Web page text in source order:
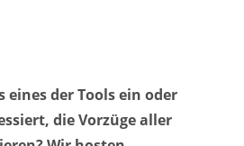
eines der Tools ein oder
die Vorzüge aller